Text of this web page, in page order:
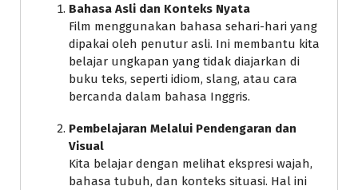
Bahasa Asli dan Konteks Nyata
Film menggunakan bahasa sehari-hari yang
dipakai oleh penutur asli. Ini membantu kita
belajar ungkapan yang tidak diajarkan di
buku teks, seperti idiom, slang, atau cara
bercanda dalam bahasa Inggris.
Pembelajaran Melalui Pendengaran dan
Visual
Kita belajar dengan melihat ekspresi wajah,
bahasa tubuh, dan konteks situasi. Hal ini